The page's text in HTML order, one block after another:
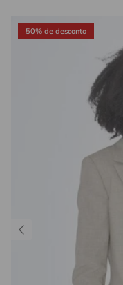
50% de desconto